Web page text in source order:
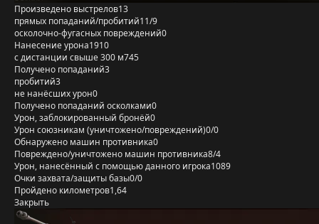
Произведено выстрелов13
прямых попаданий/пробитий11/9
осколочно-фугасных повреждений0
Нанесение урона1910
с дистанции свыше 300 м745
Получено попаданий3
пробитий3
не нанёсших урон0
Получено попаданий осколками0
Урон, заблокированный бронёй0
Урон союзникам (уничтожено/повреждений)0/0
Обнаружено машин противника0
Повреждено/уничтожено машин противника8/4
Урон, нанесённый с помощью данного игрока1089
Очки захвата/защиты базы0/0
Пройдено километров1,64
Закрыть